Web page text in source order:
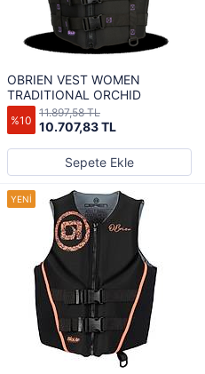
OBRIEN VEST WOMEN
TRADITIONAL ORCHID
%10 10.707,83 TL
11.897,58 TL
Sepete Ekle